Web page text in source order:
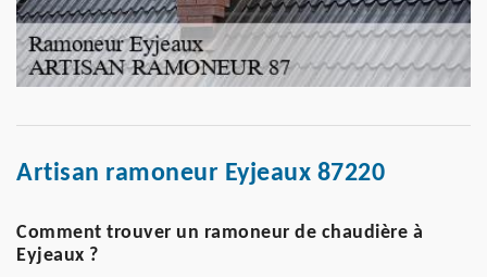
Artisan ramoneur Eyjeaux 87220
Comment trouver un ramoneur de chaudière à
Eyjeaux ?